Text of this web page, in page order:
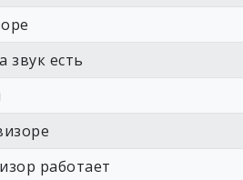
звук есть
работает